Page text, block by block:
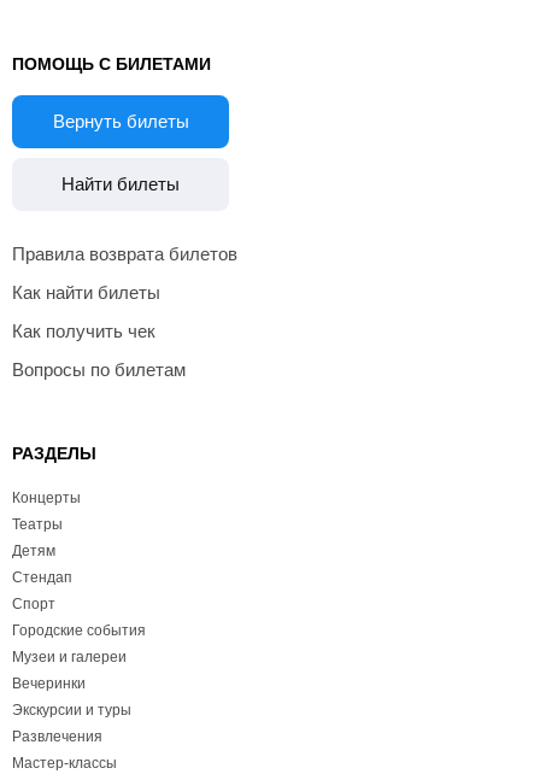
ПОМОЩЬ С БИЛЕТАМИ
Вернуть билеты
Найти билеты
Правила возврата билетов
Как найти билеты
Как получить чек
Вопросы по билетам
РАЗДЕЛЫ
Концерты
Театры
Детям
Стендап
Спорт
Городские события
Музеи и галереи
Вечеринки
Экскурсии и туры
Развлечения
Мастер-классы